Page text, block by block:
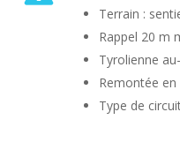
Terrain :
Rappel 20 m
Tyrolienne
Remontée
Type de